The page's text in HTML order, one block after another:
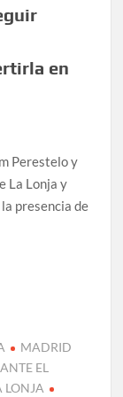
en
Perestelo y
La Lonja y
presencia de
MADRID
EL
LONJA